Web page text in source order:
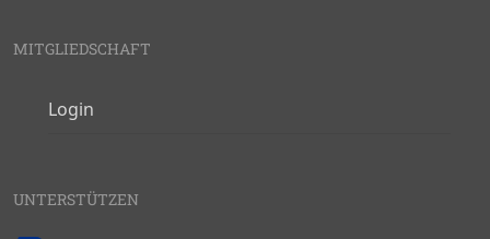
MITGLIEDSCHAFT
Login
UNTERSTÜTZEN